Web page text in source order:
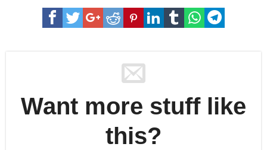
Want more stuff like
this?